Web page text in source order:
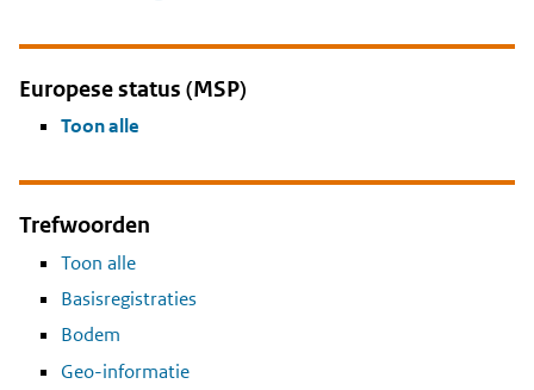
Europese status (MSP)
Toon alle
Trefwoorden
Toon alle
Basisregistraties
Bodem
Geo-informatie